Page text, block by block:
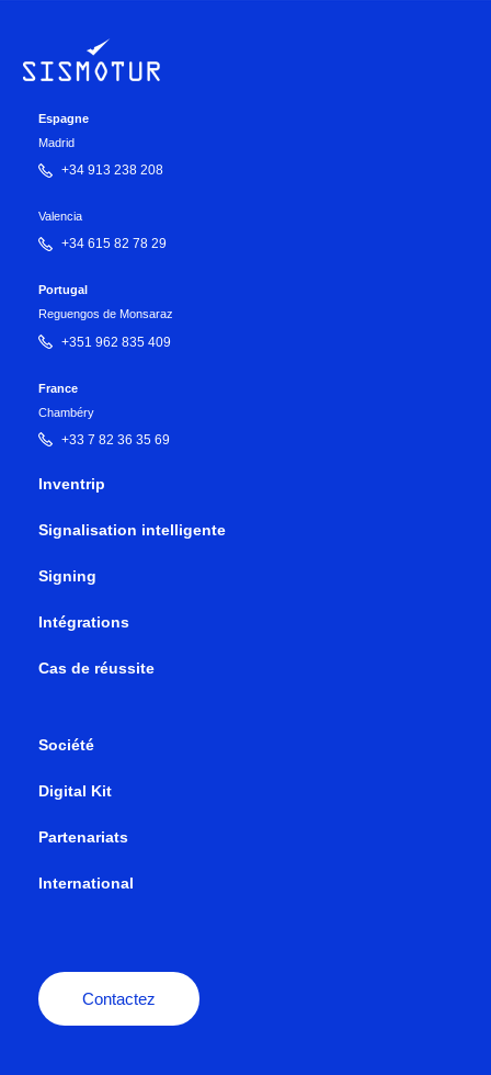
Espagne
Madrid
+34 913 238 208
Valencia
+34 615 82 78 29
Portugal
Reguengos de Monsaraz
+351 962 835 409
France
Chambéry
+33 7 82 36 35 69
Inventrip
Signalisation intelligente
Signing
Intégrations
Cas de réussite
Société
Digital Kit
Partenariats
International
Contactez